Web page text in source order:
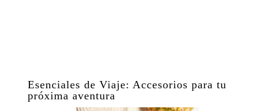
Esenciales de Viaje: Accesorios para tu
próxima aventura